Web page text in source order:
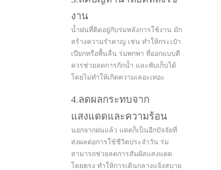
งาน
น้ำฝนที่ติดอยู่กับร่มหลังการใช้งาน มัก
สร้างความรำคาญ เช่น ทำให้กระเป๋า
เปียกหรือพื้นลื่น ร่มพกพา ที่ออกแบบดี
ควรช่วยลดการกักน้ำ และพับเก็บได้
โดยไม่ทำให้เกิดความเลอะเทอะ
4.ลดผลกระทบจาก
แสงแดดและความร้อน
นอกจากฝนแล้ว แดดก็เป็นอีกปัจจัยที่
ส่งผลต่อการใช้ชีวิตประจำวัน ร่ม
สามารถช่วยลดการสัมผัสแสงแดด
โดยตรง ทำให้การเดินกลางแจ้งสบาย